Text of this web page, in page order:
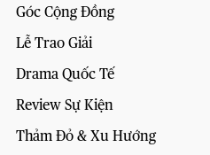
Góc Cộng Đồng
Lễ Trao Giải
Drama Quốc Tế
Review Sự Kiện
Thảm Đỏ & Xu Hướng